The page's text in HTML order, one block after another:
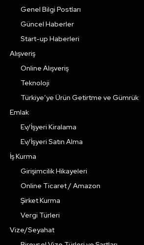
Genel Bilgi Postları
Güncel Haberler
Start-up Haberleri
Alışveriş
Online Alışveriş
Teknoloji
Türkiye’ye Ürün Getirtme ve Gümrük
Emlak
Ev/İşyeri Kiralama
Ev/İşyeri Satın Alma
İş Kurma
Girişimcilik Hikayeleri
Online Ticaret / Amazon
Şirket Kurma
Vergi Türleri
Vize/Seyahat